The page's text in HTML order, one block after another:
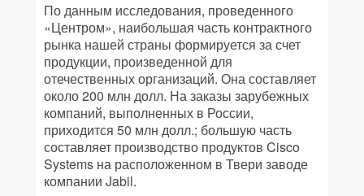
По данным исследования, проведенного
«Центром», наибольшая часть контрактного
рынка нашей страны формируется за счет
продукции, произведенной для
отечественных организаций. Она составляет
около 200 млн долл. На заказы зарубежных
компаний, выполненных в России,
приходится 50 млн долл.; большую часть
составляет производство продуктов Cisco
Systems на расположенном в Твери заводе
компании Jabil.